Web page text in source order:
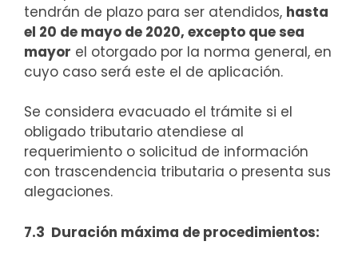
tendrán de plazo para ser atendidos, hasta
el 20 de mayo de 2020, excepto que sea
mayor el otorgado por la norma general, en
cuyo caso será este el de aplicación.
Se considera evacuado el trámite si el
obligado tributario atendiese al
requerimiento o solicitud de información
con trascendencia tributaria o presenta sus
alegaciones.
7.3 Duración máxima de procedimientos: